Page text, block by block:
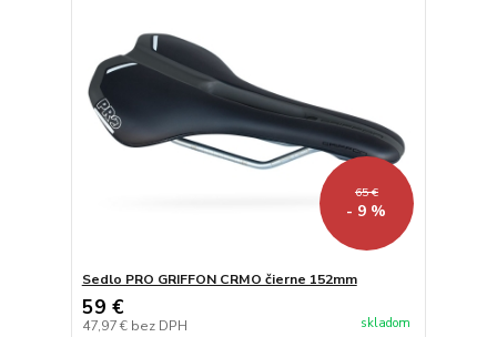
65 €
- 9 %
Sedlo PRO GRIFFON CRMO čierne 152mm
59 €
47,97 € bez DPH skladom